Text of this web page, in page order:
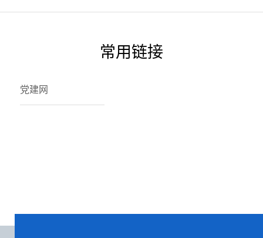
常用链接
党建网